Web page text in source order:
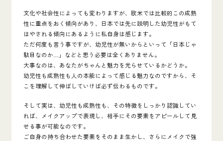
文化や社会性によっても変わりますが、欧米では比較的この成熟
性に重点をおく傾向があり、日本では先に説明した幼児性がもて
はやされる傾向にあるように私自身は感じます。
ただ何度も言う事ですが、幼児性が無いからといって「日本じゃ
駄目なのか…」などと思う必要は全くありません。
大事なのは、あなたがちゃんと魅力を光らせているかどうか。
幼児性も成熟性も人の本能によって感じる魅力なのですから、そ
こを理解して伸ばしていけば必ず伝わるものです。
そして実は、幼児性も成熟性も、その特徴をしっかり認識してい
れば、メイクアップで表現し、相手にその要素をアピールして見
せる事が可能なのです。
ご自身の持ち合わせた要素をそのまま生かし、さらにメイクで強